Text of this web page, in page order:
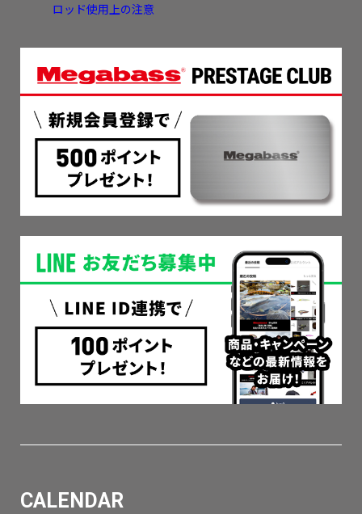
ロッド使用上の注意
CALENDAR